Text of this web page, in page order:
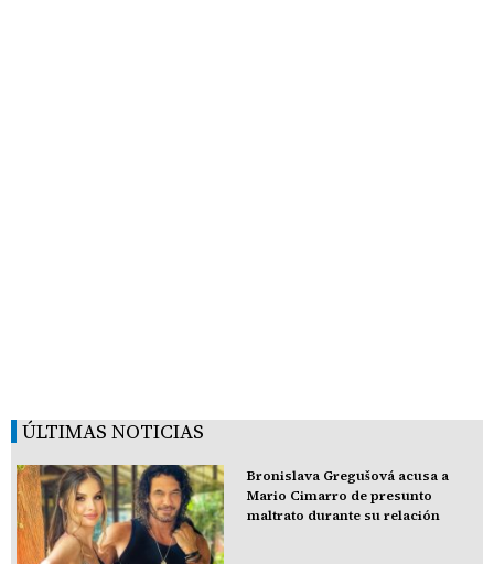
ÚLTIMAS NOTICIAS
Bronislava Gregušová acusa a
Mario Cimarro de presunto
maltrato durante su relación